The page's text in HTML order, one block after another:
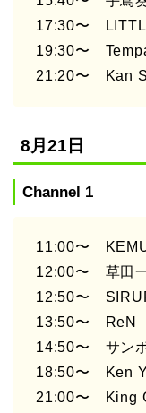
17:30〜
19:30〜
21:20〜 Kan
8月21日
Channel 1
11:00〜
12:00〜 草田
12:50〜
13:50〜 ReN
14:50〜 サン
18:50〜 Ken
21:00〜 King